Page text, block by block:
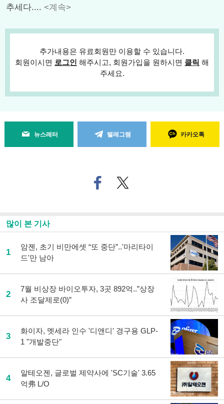
추세다.... <계속>
추가내용은 유료회원만 이용할 수 있습니다.
회원이시면 로그인 해주시고, 회원가입을 원하시면 클릭 해
주세요.
뉴스레터 텔레그램 카카오톡
페
이
기
사
공
트위
터로
많이 본 기사
1
암젠, 초기 비만에셋 “또 중단”..'마리타이
드'만 남아
2
7월 비상장 바이오투자, 3곳 892억..”상장
사 조달제로(0)”
3
화이자, 멧세라 인수 '디앤디' 경구용 GLP-
1 "개발중단"
4
알테오젠, 글로벌 제약사에 'SC기술' 3.65
억弗 L/O